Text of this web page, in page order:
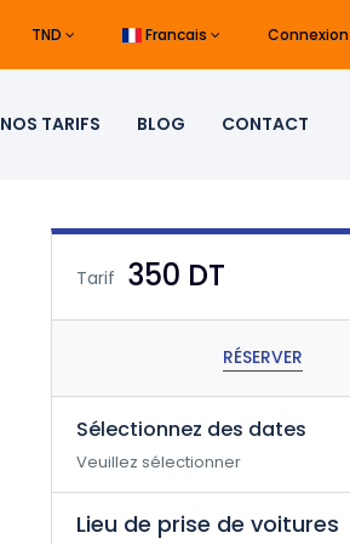
TND Francais Connexion
NOS TARIFS BLOG CONTACT
Tarif 350 DT
RÉSERVER
Sélectionnez des dates
Veuillez sélectionner
Lieu de prise de voitures